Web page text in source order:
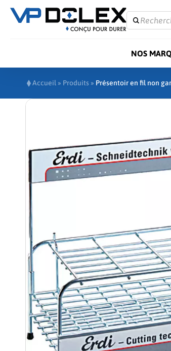
NOS
Accueil » Produits » Présentoir en fil non